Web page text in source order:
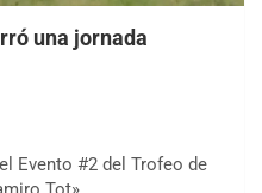
una jornada
Evento #2 del Trofeo de